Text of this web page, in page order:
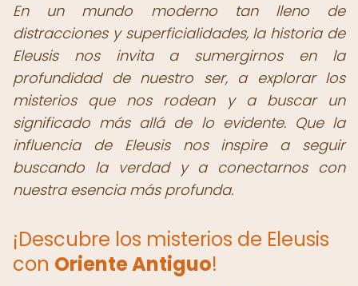
En un mundo moderno tan lleno de
distracciones y superficialidades, la historia de
Eleusis nos invita a sumergirnos en la
profundidad de nuestro ser, a explorar los
misterios que nos rodean y a buscar un
significado más allá de lo evidente. Que la
influencia de Eleusis nos inspire a seguir
buscando la verdad y a conectarnos con
nuestra esencia más profunda.
¡Descubre los misterios de Eleusis
con Oriente Antiguo!